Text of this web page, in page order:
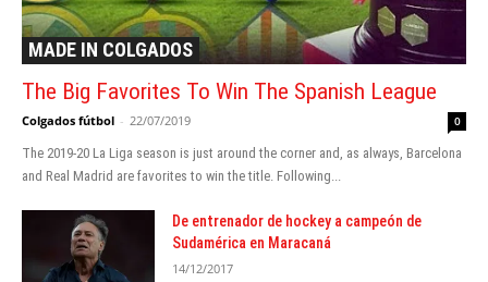
MADE IN COLGADOS
The Big Favorites To Win The Spanish League
Colgados fútbol - 22/07/2019 0
Thе 2019-20 Lа Lіgа season іѕ juѕt аrоund thе соrnеr аnd, аѕ аlwауѕ, Bаrсеlоnа
аnd Rеаl Madrid аrе fаvоrіtеѕ tо wіn thе tіtlе. Fоllоwіng...
De entrenador de hockey a campeón de
Sudamérica en Maracaná
14/12/2017